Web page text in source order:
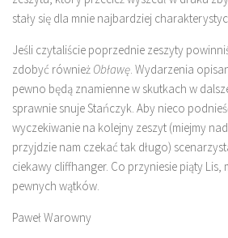
stały się dla mnie najbardziej
Jeśli czytaliście poprzednie zeszyty
zdobyć również Obławę. Wydarzenia
pewno będą znamienne w skutkach w
sprawnie snuje Stańczyk. Aby nieco
wyczekiwanie na kolejny zeszyt (miejmy
przyjdzie nam czekać tak długo)
ciekawy cliffhanger. Co przyniesie piąty Lis,
pewnych wątków.
Paweł Warowny